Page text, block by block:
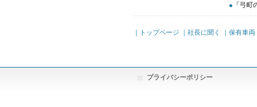
● 「弓町
｜トップページ ｜社長に聞く ｜保有車両
プライバシーポリシー